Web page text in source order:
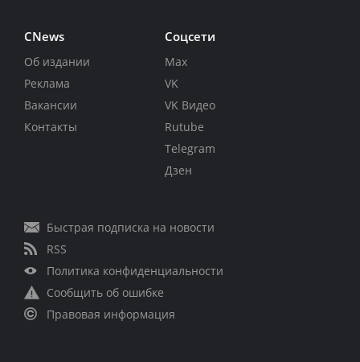
CNews
Об издании
Реклама
Вакансии
Контакты
Соцсети
Max
VK
VK Видео
Rutube
Telegram
Дзен
Быстрая подписка на новости
RSS
Политика конфиденциальности
Сообщить об ошибке
Правовая информация